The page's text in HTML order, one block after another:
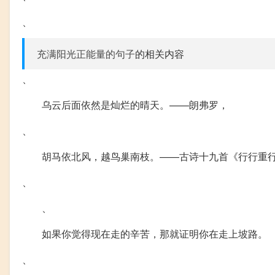
、
充满阳光正能量的句子的相关内容
、
乌云后面依然是灿烂的晴天。——朗弗罗，
、
胡马依北风，越鸟巢南枝。——古诗十九首《行行重
、
、
如果你觉得现在走的辛苦，那就证明你在走上坡路。
、